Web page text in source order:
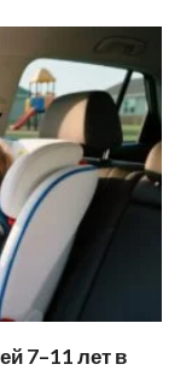
7–11 лет в